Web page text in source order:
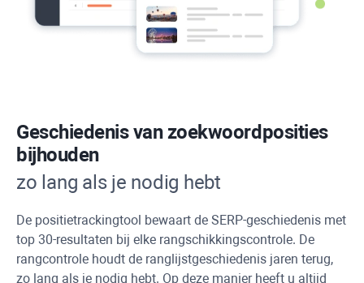
Geschiedenis van zoekwoordposities
bijhouden
zo lang als je nodig hebt
De positietrackingtool bewaart de SERP-geschiedenis met
top 30-resultaten bij elke rangschikkingscontrole. De
rangcontrole houdt de ranglijstgeschiedenis jaren terug,
zo lang als je nodig hebt. Op deze manier heeft u altijd